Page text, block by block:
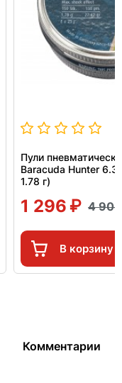
Пули
Baracuda Hunter
1.78 г)
1 296 4
В корзину
Комментарии